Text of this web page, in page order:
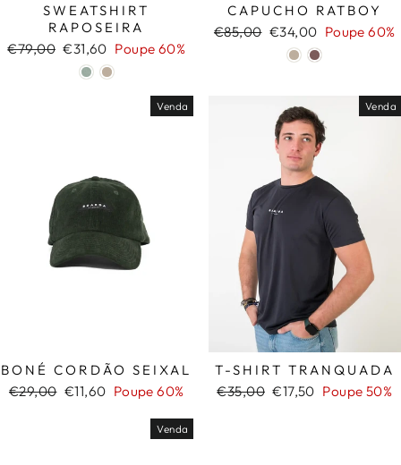
SWEATSHIRT
RAPOSEIRA
Preço
€79,00 Preço
saldo
€31,60 Poupe 60%
CAPUCHO RATBOY
Preço
€85,00 Preço
saldo
€34,00 Poupe 60%
Venda
BONÉ CORDÃO SEIXAL
Preço
€29,00 Preço
€11,60 Poupe 60%
Venda
T-SHIRT TRANQUADA
Preço
€35,00 Preço
€17,50 Poupe 50%
Venda